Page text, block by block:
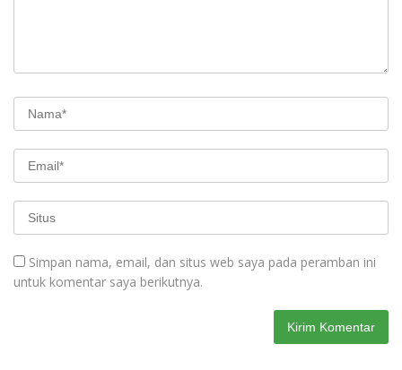
Simpan nama, email, dan situs web saya pada peramban ini
untuk komentar saya berikutnya.